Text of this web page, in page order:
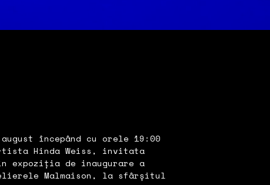
începând cu orele 19:00
Hinda Weiss, invitata
expoziția de inaugurare a
Malmaison, la sfârșitul